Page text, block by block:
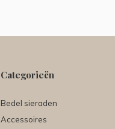
Categorieën
Bedel sieraden
Accessoires